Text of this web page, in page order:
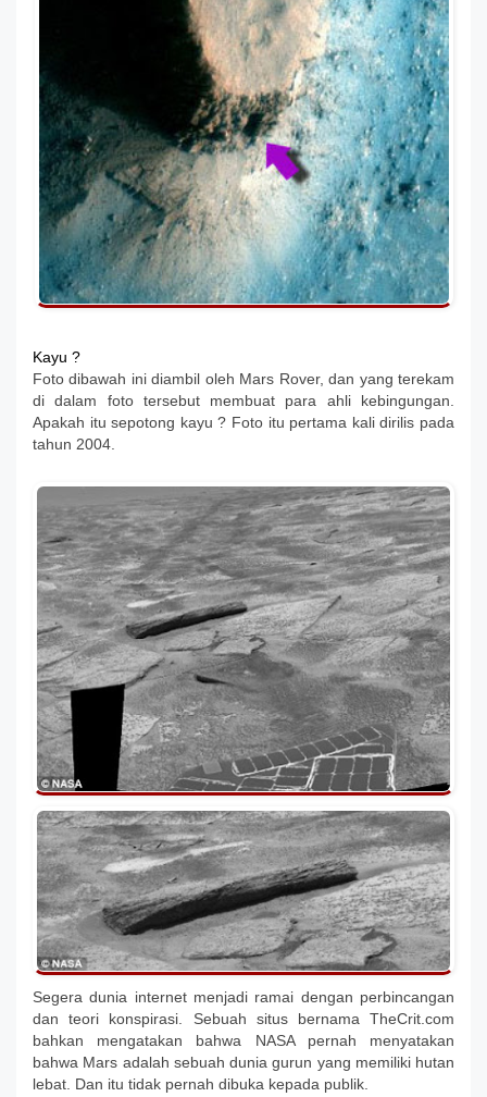
Kayu ?
Foto dibawah ini diambil oleh Mars Rover, dan yang terekam
di dalam foto tersebut membuat para ahli kebingungan.
Apakah itu sepotong kayu ? Foto itu pertama kali dirilis pada
tahun 2004.
Segera dunia internet menjadi ramai dengan perbincangan
dan teori konspirasi. Sebuah situs bernama TheCrit.com
bahkan mengatakan bahwa NASA pernah menyatakan
bahwa Mars adalah sebuah dunia gurun yang memiliki hutan
lebat. Dan itu tidak pernah dibuka kepada publik.